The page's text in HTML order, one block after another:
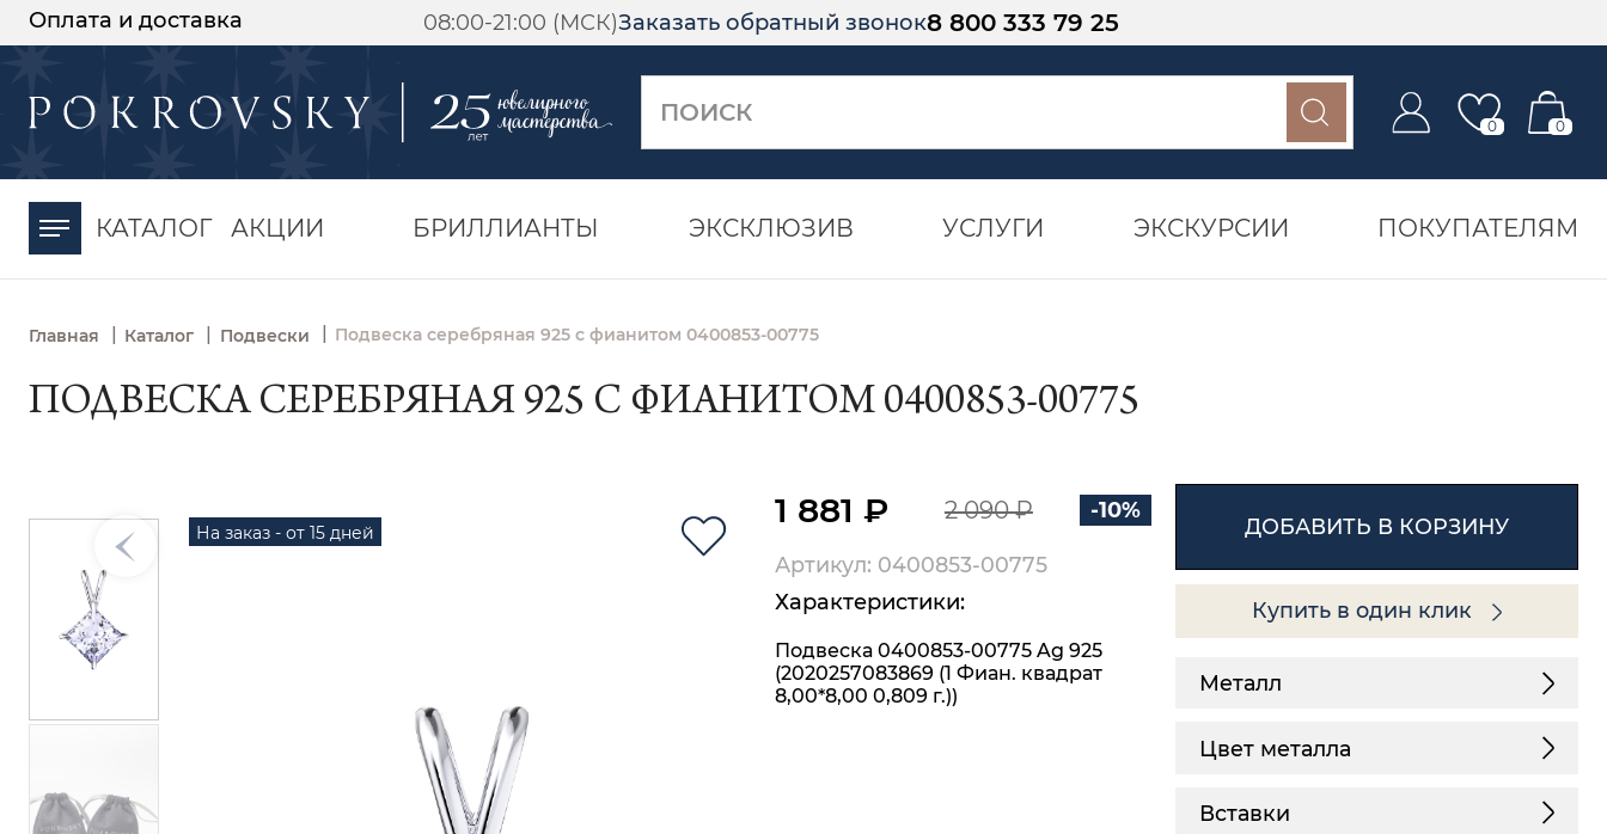
Оплата и доставка 08:00-21:00 (МСК)Заказать обратный звонок8 800 333 79 25
0 0
КАТАЛОГ АКЦИИ БРИЛЛИАНТЫ ЭКСКЛЮЗИВ УСЛУГИ ЭКСКУРСИИ ПОКУПАТЕЛЯМ
Главная | Каталог | Подвески Подвеска серебряная 925 с фианитом 0400853-00775
ПОДВЕСКА СЕРЕБРЯНАЯ 925 С ФИАНИТОМ 0400853-00775
На заказ - от 15 дней
1 881 ₽ 2 090 ₽ -10%
Артикул: 0400853-00775
Характеристики:
Подвеска 0400853-00775 Ag 925
(2020257083869 (1 Фиан. квадрат
8,00*8,00 0,809 г.))
ДОБАВИТЬ В КОРЗИНУ
Купить в один клик
Металл
Цвет металла
Вставки
-30%
момента оплаты